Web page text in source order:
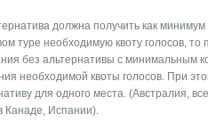
должна получить как минимум
туре необходимую квоту голосов, то
без альтернативы с минимальным
необходимой квоты голосов. При
для одного места. (Австралия,
Канаде, Испании).